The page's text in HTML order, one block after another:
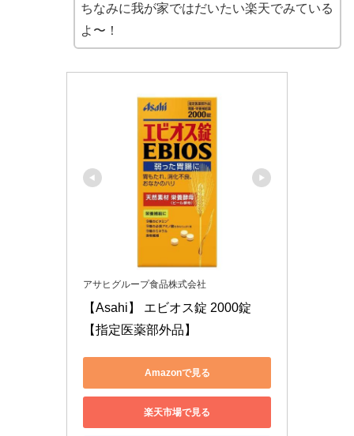
ちなみに我が家ではだいたい楽天でみている
よ〜！
アサヒグループ食品株式会社
【Asahi】 エビオス錠 2000錠
【指定医薬部外品】
Amazonで見る
楽天市場で見る